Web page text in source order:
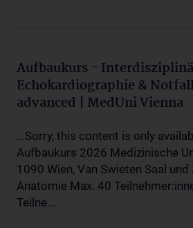
Aufbaukurs -
Echokardiographie &
advanced | MedUni Vienna
...Sorry, this content is only
Aufbaukurs 2026 Medizinische
1090 Wien, Van Swieten Saal
Anatomie Max. 40
Teilne...